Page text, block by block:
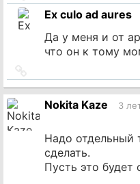
на
источник
Ex culo ad aures
Да у меня и от
что он к тому
на
источник
Nokita Kaze 3
Надо отдельный
сделать.
Пусть это будет